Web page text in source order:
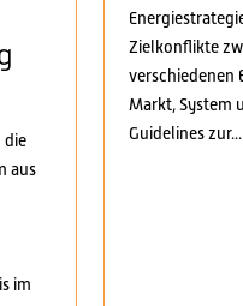
die
aus
im
Zielkonflikte
verschiedenen
Markt, System
Guidelines zur...